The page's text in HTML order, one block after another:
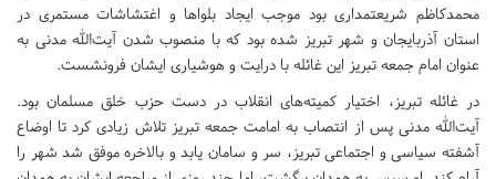
محمدکاظم شریعتمداری بود موجب ایجاد بلواها و اغتشاشات مستمری در
استان آذربایجان و شهر تبریز شده بود که با منصوب شدن آیت‌الله مدنی به
عنوان امام جمعه تبریز این غائله با درایت و هوشیاری ایشان فرونشست.
در غائله تبریز، اختیار کمیته‌های انقلاب در دست حزب خلق مسلمان بود.
آیت‌الله مدنی پس از انتصاب به امامت جمعه تبریز تلاش زیادی کرد تا اوضاع
آشفته سیاسی و اجتماعی تبریز، سر و سامان یابد و بالاخره موفق شد شهر را